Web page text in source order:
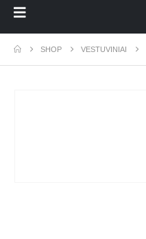
SHOP VESTUVINIAI